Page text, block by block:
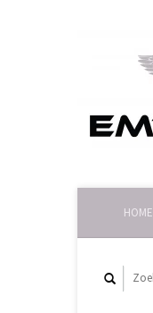
HOME